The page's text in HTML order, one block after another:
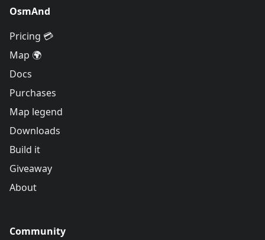
OsmAnd
Pricing 💳
Map 🌍
Docs
Purchases
Map legend
Downloads
Build it
Giveaway
About
Community